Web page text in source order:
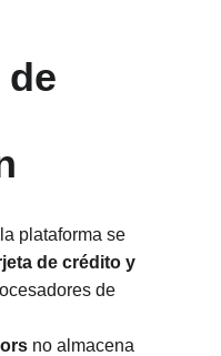
plataforma se
de crédito y
de
no almacena